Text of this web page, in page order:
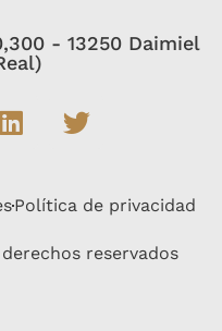
- 13250 Daimiel
Política de privacidad
reservados